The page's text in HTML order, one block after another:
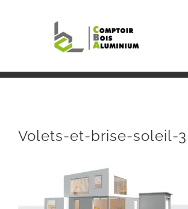
Volets-et-brise-soleil-3